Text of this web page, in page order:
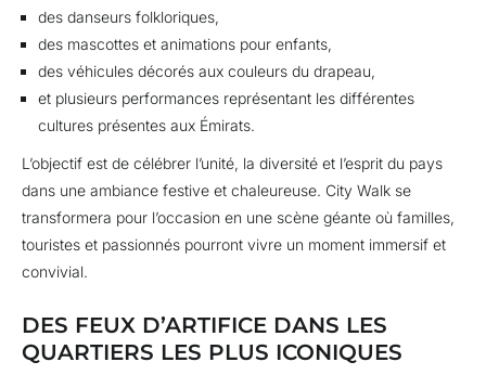
des danseurs folkloriques,
des mascottes et animations pour enfants,
des véhicules décorés aux couleurs du drapeau,
et plusieurs performances représentant les différentes
cultures présentes aux Émirats.
L’objectif est de célébrer l’unité, la diversité et l’esprit du pays
dans une ambiance festive et chaleureuse. City Walk se
transformera pour l’occasion en une scène géante où familles,
touristes et passionnés pourront vivre un moment immersif et
convivial.
DES FEUX D’ARTIFICE DANS LES
QUARTIERS LES PLUS ICONIQUES